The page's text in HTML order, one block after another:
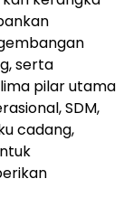
serta
pilar utama
SDM,
cadang,